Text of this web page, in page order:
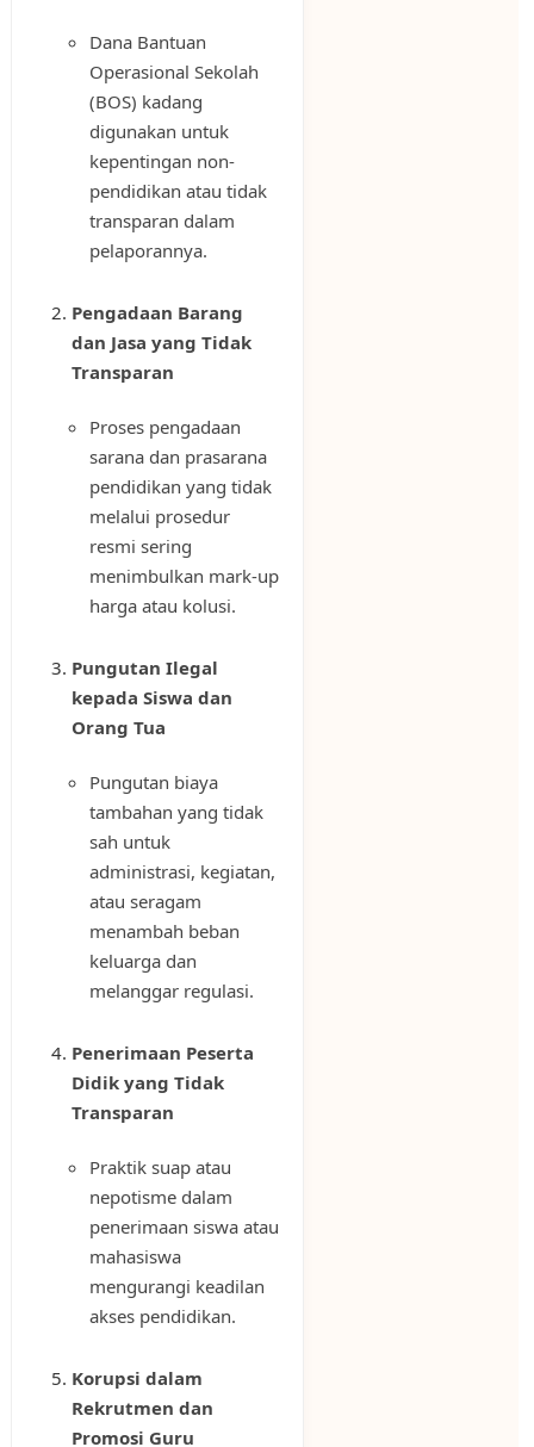
Dana Bantuan
Operasional Sekolah
(BOS) kadang
digunakan untuk
kepentingan non-
pendidikan atau tidak
transparan dalam
pelaporannya.
Pengadaan Barang
dan Jasa yang Tidak
Transparan
Proses pengadaan
sarana dan prasarana
pendidikan yang tidak
melalui prosedur
resmi sering
menimbulkan mark-up
harga atau kolusi.
Pungutan Ilegal
kepada Siswa dan
Orang Tua
Pungutan biaya
tambahan yang tidak
sah untuk
administrasi, kegiatan,
atau seragam
menambah beban
keluarga dan
melanggar regulasi.
Penerimaan Peserta
Didik yang Tidak
Transparan
Praktik suap atau
nepotisme dalam
penerimaan siswa atau
mahasiswa
mengurangi keadilan
akses pendidikan.
Korupsi dalam
Rekrutmen dan
Promosi Guru